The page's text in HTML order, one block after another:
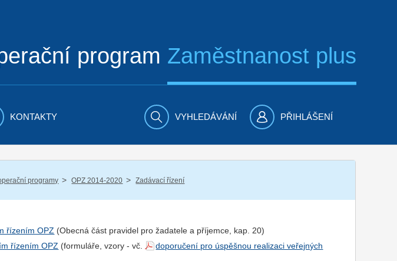
program Zaměstnanost plus
KONTAKTY VYHLEDÁVÁNÍ PŘIHLÁŠENÍ
programy / OPZ 2014-2020 / Zadávací řízení
řízením OPZ (Obecná část pravidel prožadatele a příjemce , kap. 20)
řízením OPZ (formuláře, vzory - vč.
doporučení pro úspěšnou realizaci veřejných